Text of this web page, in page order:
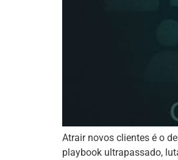
Atrair novos clientes é o
playbook ultrapassado,